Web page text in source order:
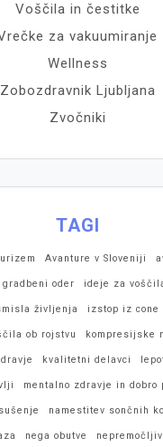
Voščila in čestitke
za vakuumiranje
Wellness
Zobozdravnik Ljubljana
Zvočniki
TAGI
Avanture v Sloveniji
gradbeni oder ideje za
življenja izstop iz cone
ob rojstvu kompresijske
kvalitetni delavci
mentalno zdravje in dobro
namestitev sončnih
nega obutve